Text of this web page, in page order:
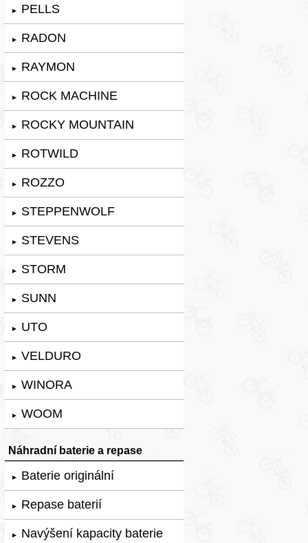
► PELLS
► RADON
► RAYMON
► ROCK MACHINE
► ROCKY MOUNTAIN
► ROTWILD
► ROZZO
► STEPPENWOLF
► STEVENS
► STORM
► SUNN
► UTO
► VELDURO
► WINORA
► WOOM
Náhradní baterie a repase
► Baterie originální
► Repase baterií
► Navýšení kapacity baterie